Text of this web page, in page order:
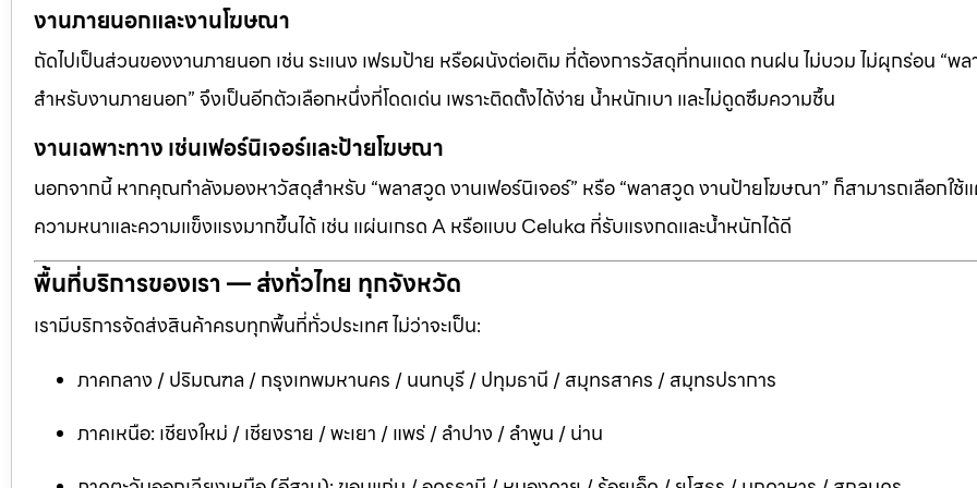
งานภายนอกและงานโฆษณา
ถัดไปเป็นส่วนของงานภายนอก เช่น ระแนง เฟรมป้าย หรือผนังต่อเติม ที่ต้องการวัสดุที่ทนแดด ทนฝน ไม่บวม ไม่ผุกร่อน “พ
สำหรับงานภายนอก” จึงเป็นอีกตัวเลือกหนึ่งที่โดดเด่น เพราะติดตั้งได้ง่าย น้ำหนักเบา และไม่ดูดซึมความชื้น
งานเฉพาะทาง เช่นเฟอร์นิเจอร์และป้ายโฆษณา
นอกจากนี้ หากคุณกำลังมองหาวัสดุสำหรับ “พลาสวูด งานเฟอร์นิเจอร์” หรือ “พลาสวูด งานป้ายโฆษณา” ก็สามารถเลือกใช้
ความหนาและความแข็งแรงมากขึ้นได้ เช่น แผ่นเกรด A หรือแบบ Celuka ที่รับแรงกดและน้ำหนักได้ดี
พื้นที่บริการของเรา — ส่งทั่วไทย ทุกจังหวัด
เรามีบริการจัดส่งสินค้าครบทุกพื้นที่ทั่วประเทศ ไม่ว่าจะเป็น:
ภาคกลาง / ปริมณฑล / กรุงเทพมหานคร / นนทบุรี / ปทุมธานี / สมุทรสาคร / สมุทรปราการ
ภาคเหนือ: เชียงใหม่ / เชียงราย / พะเยา / แพร่ / ลำปาง / ลำพูน / น่าน